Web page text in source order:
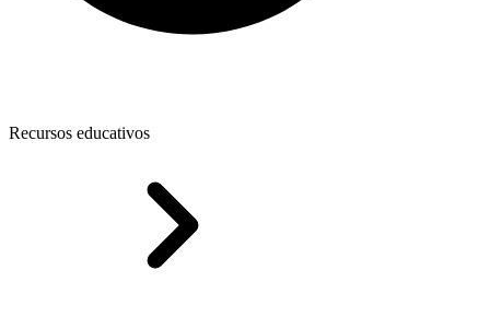
Recursos educativos